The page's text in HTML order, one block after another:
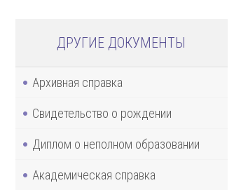
ДРУГИЕ ДОКУМЕНТЫ
Архивная справка
Свидетельство о рождении
Диплом о неполном образовании
Академическая справка